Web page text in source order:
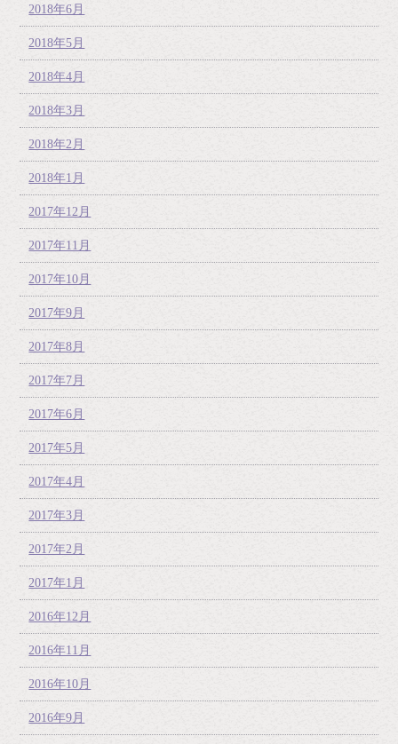
2018年6月
2018年5月
2018年4月
2018年3月
2018年2月
2018年1月
2017年12月
2017年11月
2017年10月
2017年9月
2017年8月
2017年7月
2017年6月
2017年5月
2017年4月
2017年3月
2017年2月
2017年1月
2016年12月
2016年11月
2016年10月
2016年9月